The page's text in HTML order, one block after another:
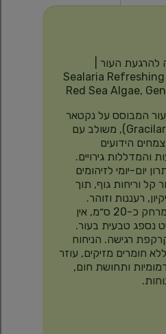
העור |
Sealaria
Red Sea Algae,
עור המבוסס על נקטאר
מאצת ים אדומה (Gracilaria), משולב עם
הידועים
והמדללות גירויים.
יום-יומי לזיהומים
קל וריחות גוף, תוך
רעננות וזוהר.
מרססים מלמעלה במרחק כ-20 ס״מ, אין
נספג טבעית בעור.
רגישה. הניחוח
חומרים מזיקים, עוזר
ותחושת חום,